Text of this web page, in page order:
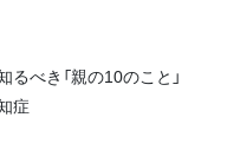
べき「親の10のこと」
症